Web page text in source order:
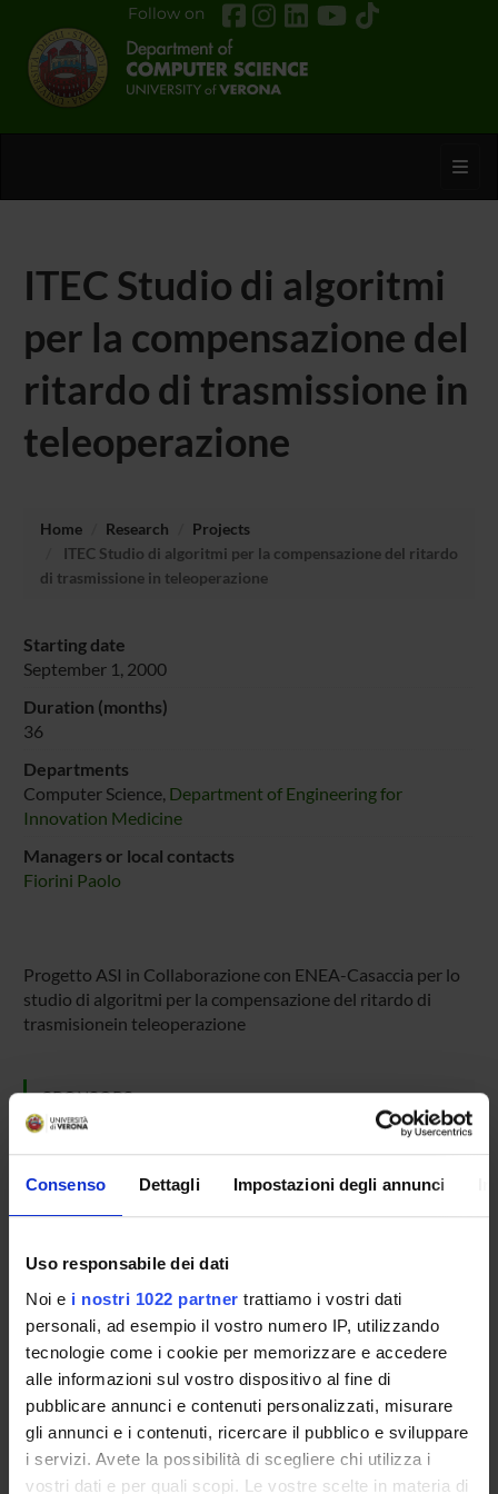
Consenso Dettagli Impostazioni degli annunci
Uso responsabile dei dati
Noi e i nostri 1022 partner trattiamo i vostri dati
personali, ad esempio il vostro numero IP, utilizzando
tecnologie come i cookie per memorizzare e accedere
alle informazioni sul vostro dispositivo al fine di
pubblicare annunci e contenuti personalizzati, misurare
gli annunci e i contenuti, ricercare il pubblico e sviluppare
i servizi. Avete la possibilità di scegliere chi utilizza i
vostri dati e per quali scopi. Le vostre scelte in materia di
Follow on
ITEC Studio di algoritmi
per la compensazione del
ritardo di trasmissione in
teleoperazione
Home Research
Projects
ITEC Studio di algoritmi per la compensazione del ritardo
di trasmissione in teleoperazione
Starting date
September 1, 2000
Duration (months)
36
Departments
Computer Science, Department of Engineering for
Innovation Medicine
Managers or local contacts
Fiorini Paolo
Progetto ASI in Collaborazione con ENEA-Casaccia per lo
studio di algoritmi per la compensazione del ritardo di
trasmisionein teleoperazione
SPONSORS:
PROJECT PARTICIPANTS
Paolo Fiorini
Studioso Senior
ACTIVITIES